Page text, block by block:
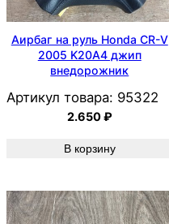
Аирбаг на руль Honda CR-V
2005 K20A4 джип
внедорожник
Артикул товара: 95322
2.650₽
В корзину